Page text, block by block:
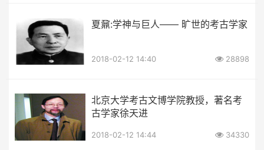
夏鼐:学神与巨人—— 旷世的考古学家
2018-02-12 14:40 28898
北京大学考古文博学院教授，著名考
古学家徐天进
2018-02-12 14:44 34330